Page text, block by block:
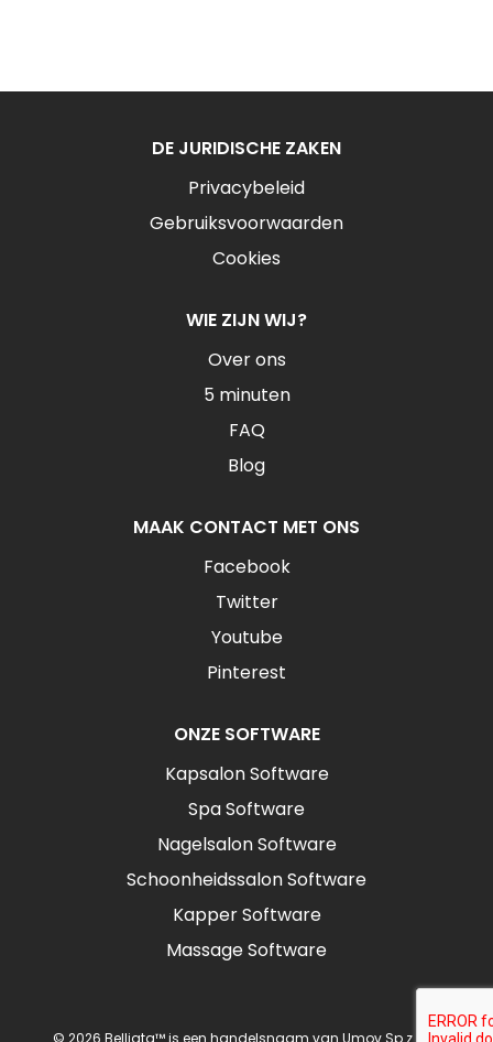
DE JURIDISCHE ZAKEN
Privacybeleid
Gebruiksvoorwaarden
Cookies
WIE ZIJN WIJ?
Over ons
5 minuten
FAQ
Blog
MAAK CONTACT MET ONS
Facebook
Twitter
Youtube
Pinterest
ONZE SOFTWARE
Kapsalon Software
Spa Software
Nagelsalon Software
Schoonheidssalon Software
Kapper Software
Massage Software
© 2026 Belliata™ is een handelsnaam van Umov Sp z o.o.